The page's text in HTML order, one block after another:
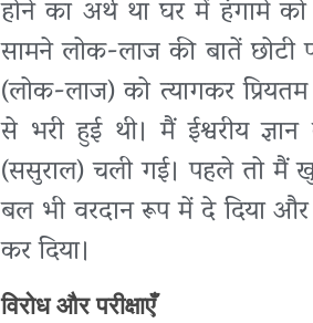
होने का अर्थ था घर में हंगामे
सामने लोक-लाज की बातें छोटी
(लोक-लाज) को त्यागकर
से भरी हुई थी। मैं ईश्वरीय
(ससुराल) चली गई। पहले तो मैं
बल भी वरदान रूप में दे दिया और
कर दिया।
विरोध और परीक्षाएँ